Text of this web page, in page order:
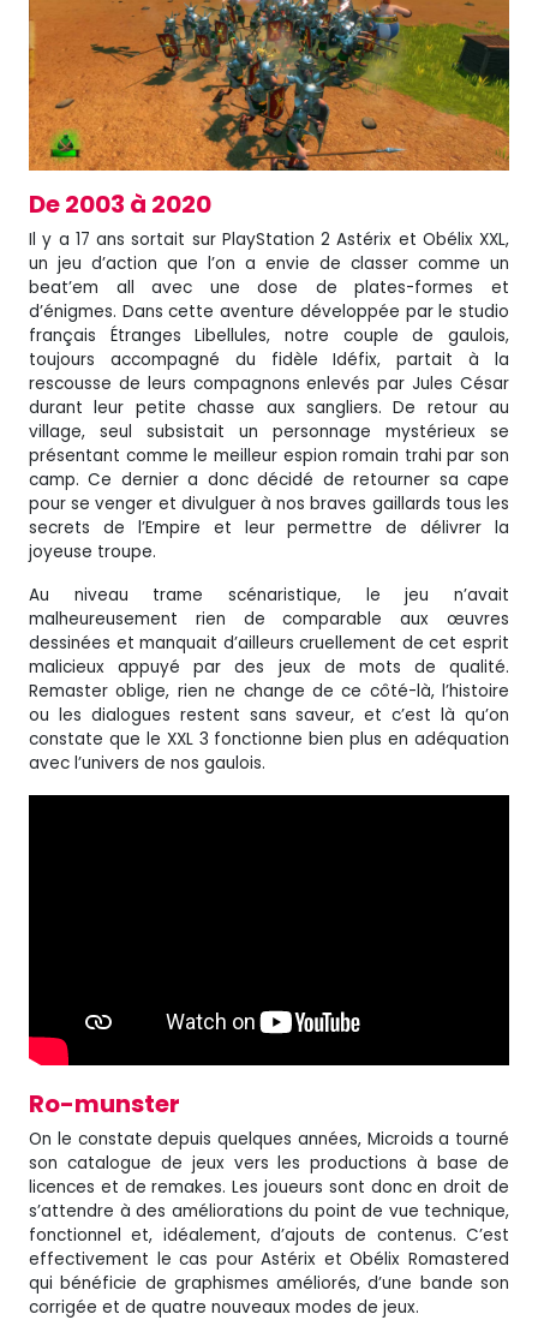
De 2003 à 2020
Il y a 17 ans sortait sur PlayStation 2 Astérix et Obélix XXL,
un jeu d’action que l’on a envie de classer comme un
beat’em all avec une dose de plates-formes et
d’énigmes. Dans cette aventure développée par le studio
français Étranges Libellules, notre couple de gaulois,
toujours accompagné du fidèle Idéfix, partait à la
rescousse de leurs compagnons enlevés par Jules César
durant leur petite chasse aux sangliers. De retour au
village, seul subsistait un personnage mystérieux se
présentant comme le meilleur espion romain trahi par son
camp. Ce dernier a donc décidé de retourner sa cape
pour se venger et divulguer à nos braves gaillards tous les
secrets de l’Empire et leur permettre de délivrer la
joyeuse troupe.
Au niveau trame scénaristique, le jeu n’avait
malheureusement rien de comparable aux œuvres
dessinées et manquait d’ailleurs cruellement de cet esprit
malicieux appuyé par des jeux de mots de qualité.
Remaster oblige, rien ne change de ce côté-là, l’histoire
ou les dialogues restent sans saveur, et c’est là qu’on
constate que le XXL 3 fonctionne bien plus en adéquation
avec l’univers de nos gaulois.
Ro-munster
On le constate depuis quelques années, Microids a tourné
son catalogue de jeux vers les productions à base de
licences et de remakes. Les joueurs sont donc en droit de
s’attendre à des améliorations du point de vue technique,
fonctionnel et, idéalement, d’ajouts de contenus. C’est
effectivement le cas pour Astérix et Obélix Romastered
qui bénéficie de graphismes améliorés, d’une bande son
corrigée et de quatre nouveaux modes de jeux.